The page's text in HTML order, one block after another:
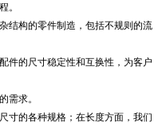
。
结构的零件制造，包括不规则的流
件的尺寸稳定性和互换性，为客户
需求。
寸的各种规格；在长度方面，我们